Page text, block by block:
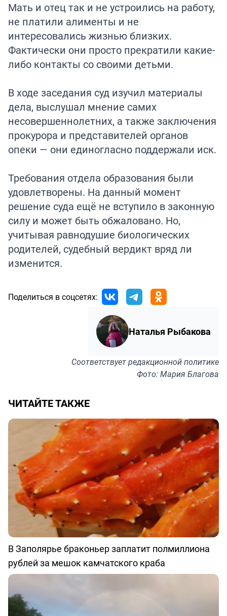
Мать и отец так и не устроились на работу,
не платили алименты и не
интересовались жизнью близких.
Фактически они просто прекратили какие-
либо контакты со своими детьми.
В ходе заседания суд изучил материалы
дела, выслушал мнение самих
несовершеннолетних, а также заключения
прокурора и представителей органов
опеки — они единогласно поддержали иск.
Требования отдела образования были
удовлетворены. На данный момент
решение суда ещё не вступило в законную
силу и может быть обжаловано. Но,
учитывая равнодушие биологических
родителей, судебный вердикт вряд ли
изменится.
Поделиться в соцсетях:
Наталья Рыбакова
Соответствуетредакционной политике
Фото: Мария Благова
ЧИТАЙТЕ ТАКЖЕ
В Заполярье браконьер заплатит полмиллиона
рублей за мешок камчатского краба